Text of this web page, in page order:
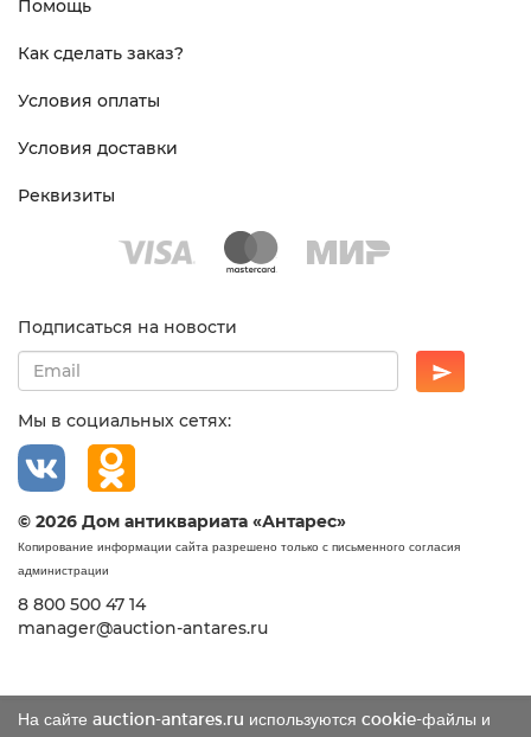
На сайте auction-antares.ru используются cookie-файлы и
Помощь
Как сделать заказ?
Условия оплаты
Условия доставки
Реквизиты
Подписаться на новости
Мы в социальных сетях:
© 2026 Дом антиквариата «Антарес»
Копирование информации сайта разрешено только с письменного согласия
администрации
8 800 500 47 14
manager@auction-antares.ru